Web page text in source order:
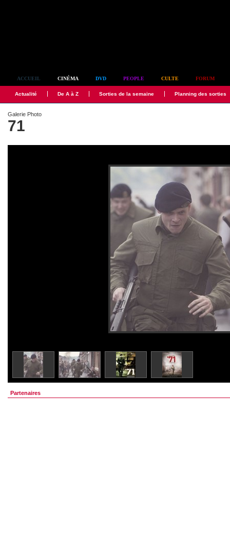
ACCUEIL CINÉMA DVD PEOPLE CULTE FORUM
Actualité De A à Z Sorties de la semaine Planning des sorties
Galerie Photo
71
Partenaires